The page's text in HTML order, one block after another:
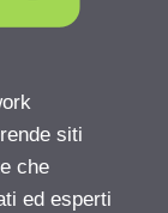
siti
che
ed esperti